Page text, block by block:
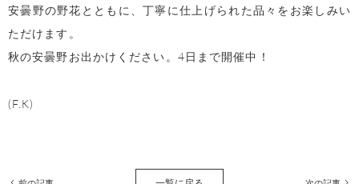
安曇野の野花とともに、丁寧に仕上げられた品々をお楽しみい
ただけます。
秋の安曇野お出かけください。4日まで開催中！
(F.K)